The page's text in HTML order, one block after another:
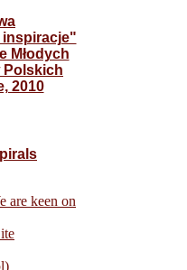
inspiracje"
Młodych
Polskich
2010
are keen on